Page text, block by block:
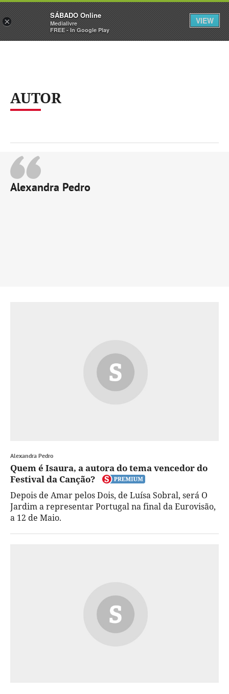
Sábado Assine Iniciar Sessão
AUTOR
Alexandra Pedro
Alexandra Pedro
Quem é Isaura, a autora do tema vencedor do
Festival da Canção?
Depois de Amar pelos Dois, de Luísa Sobral, será O
Jardim a representar Portugal na final da Eurovisão,
a 12 de Maio.
×
SÁBADO Online
Medialivre
FREE - In Google Play
VIEW